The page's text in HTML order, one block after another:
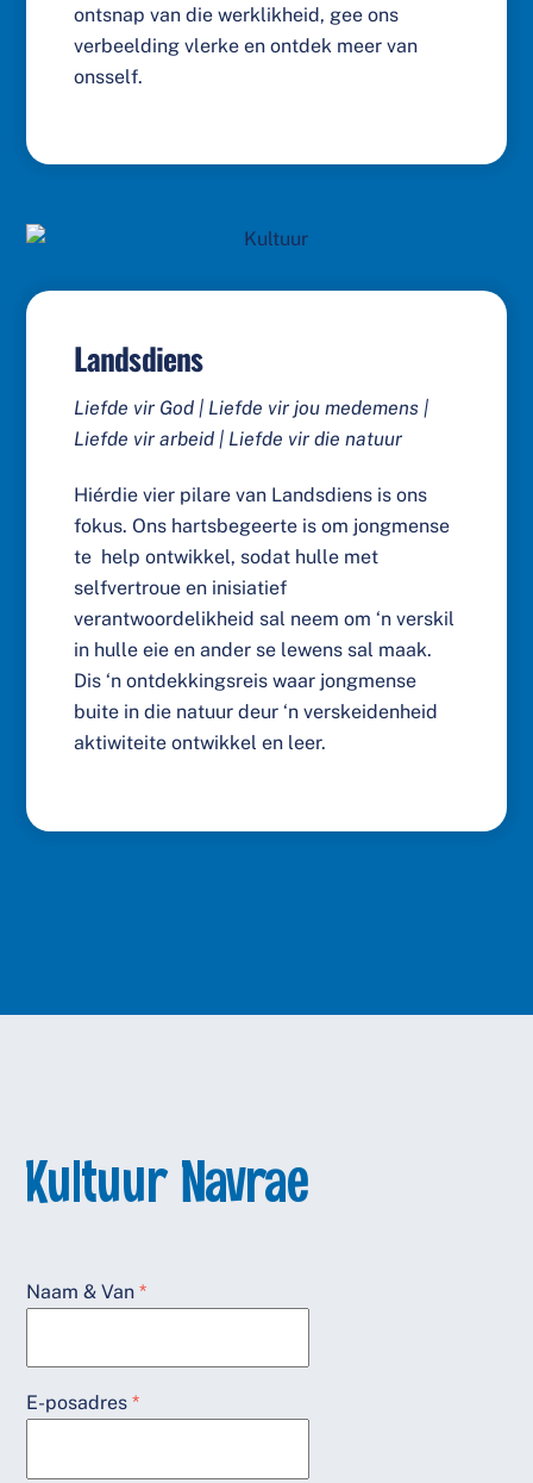
ontsnap van die werklikheid, gee ons
verbeelding vlerke en ontdek meer van
onsself.
Landsdiens
Liefde vir God | Liefde vir jou medemens |
Liefde vir arbeid | Liefde vir die natuur
Hiérdie vier pilare van Landsdiens is ons
fokus. Ons hartsbegeerte is om jongmense
te help ontwikkel, sodat hulle met
selfvertroue en inisiatief
verantwoordelikheid sal neem om ‘n verskil
in hulle eie en ander se lewens sal maak.
Dis ‘n ontdekkingsreis waar jongmense
buite in die natuur deur ‘n verskeidenheid
aktiwiteite ontwikkel en leer.
Kultuur Navrae
Naam & Van*
E-posadres*